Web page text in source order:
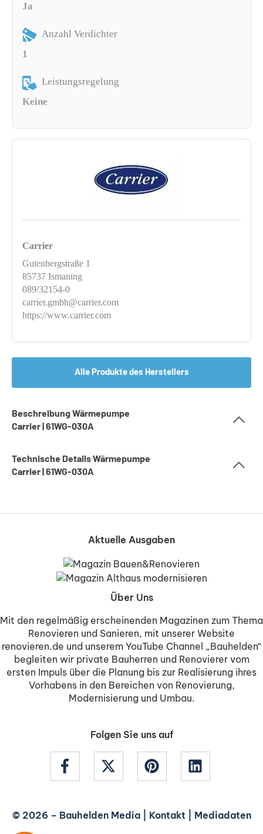
Ja
Anzahl Verdichter
1
Leistungsregelung
Keine
Carrier
Gutenbergstraße 1
85737 Ismaning
089/32154-0
carrier.gmbh@carrier.com
https://www.carrier.com
Alle Produkte des Herstellers
Beschreibung Wärmepumpe
Carrier | 61WG-030A
Technische Details Wärmepumpe
Carrier | 61WG-030A
Aktuelle Ausgaben
Über Uns
Mit den regelmäßig erscheinenden Magazinen zum Thema
Renovieren und Sanieren, mit unserer Website
renovieren.de und unserem YouTube Channel „Bauhelden“
begleiten wir private Bauherren und Renovierer vom
ersten Impuls über die Planung bis zur Realisierung ihres
Vorhabens in den Bereichen von Renovierung,
Modernisierung und Umbau.
Folgen Sie uns auf
© 2026 – Bauhelden Media| Kontakt| Mediadaten